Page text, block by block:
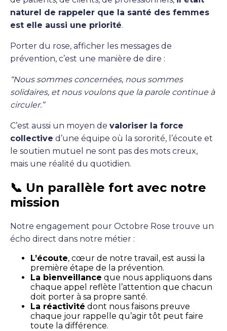
naturel de rappeler que la santé des femmes
est elle aussi une priorité.
Porter du rose, afficher les messages de
prévention, c’est une manière de dire :
“Nous sommes concernées, nous sommes
solidaires, et nous voulons que la parole continue à
circuler.”
C’est aussi un moyen de valoriser la force
collective d’une équipe où la sororité, l’écoute et
le soutien mutuel ne sont pas des mots creux,
mais une réalité du quotidien.
📞 Un parallèle fort avec notre
mission
Notre engagement pour Octobre Rose trouve un
écho direct dans notre métier :
L’écoute, cœur de notre travail, est aussi la
première étape de la prévention.
La bienveillance que nous appliquons dans
chaque appel reflète l’attention que chacun
doit porter à sa propre santé.
La réactivité dont nous faisons preuve
chaque jour rappelle qu’agir tôt peut faire
toute la différence.